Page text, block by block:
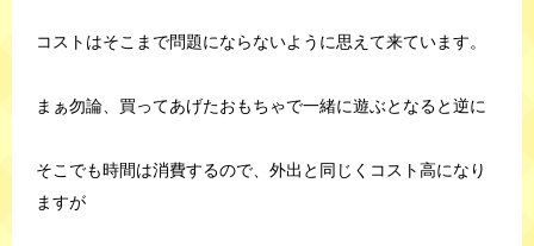
コストはそこまで問題にならないように思えて来ています。
まぁ勿論、買ってあげたおもちゃで一緒に遊ぶとなると逆に
そこでも時間は消費するので、外出と同じくコスト高になり
ますが